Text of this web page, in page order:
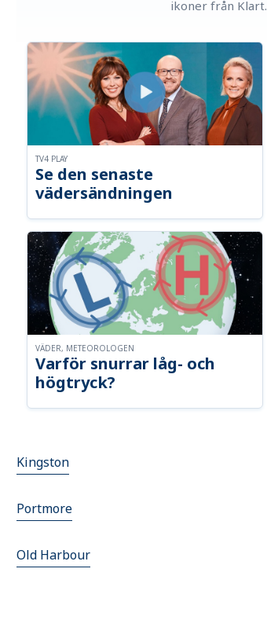
ikoner från Klart.
Se den senaste
vädersändningen
TV4 PLAY
Varför snurrar låg- och
högtryck?
VÄDER, METEOROLOGEN
Kingston
Portmore
Old Harbour